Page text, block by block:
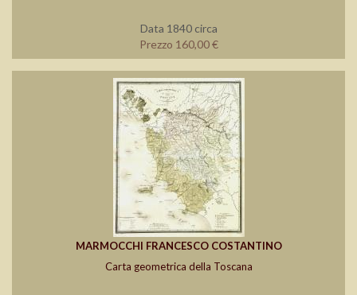
Data 1840 circa
Prezzo 160,00 €
MARMOCCHI FRANCESCO COSTANTINO
Carta geometrica della Toscana